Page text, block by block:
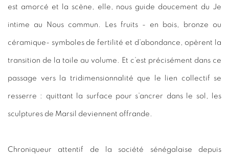
est amorcé et la scène, elle, nous guide doucement du Je
intime au Nous commun. Les fruits - en bois, bronze ou
céramique- symboles de fertilité et d’abondance, opèrent la
transition de la toile au volume. Et c’est précisément dans ce
passage vers la tridimensionnalité que le lien collectif se
resserre : quittant la surface pour s’ancrer dans le sol, les
sculptures de Marsil deviennent offrande.
Chroniqueur attentif de la société sénégalaise depuis